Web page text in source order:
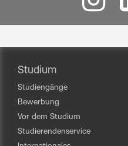
Studium
Studiengänge
Bewerbung
Vor dem Studium
Studierendenservice